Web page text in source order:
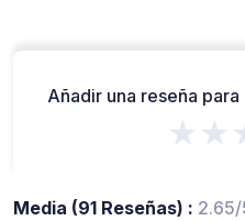
Añadir una reseña
Media (91 Reseñas) : 2.65/